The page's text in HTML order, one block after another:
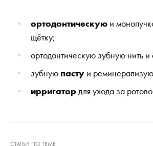
ортодонтическую и
щётку;
ортодонтическую зубную нить и
зубную пасту и
ирригатордля ухода за